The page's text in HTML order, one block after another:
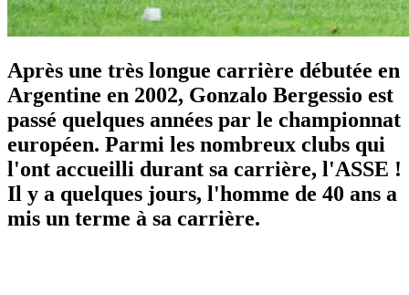
Après une très longue carrière débutée en
Argentine en 2002, Gonzalo Bergessio est
passé quelques années par le championnat
européen. Parmi les nombreux clubs qui
l'ont accueilli durant sa carrière, l'ASSE !
Il y a quelques jours, l'homme de 40 ans a
mis un terme à sa carrière.